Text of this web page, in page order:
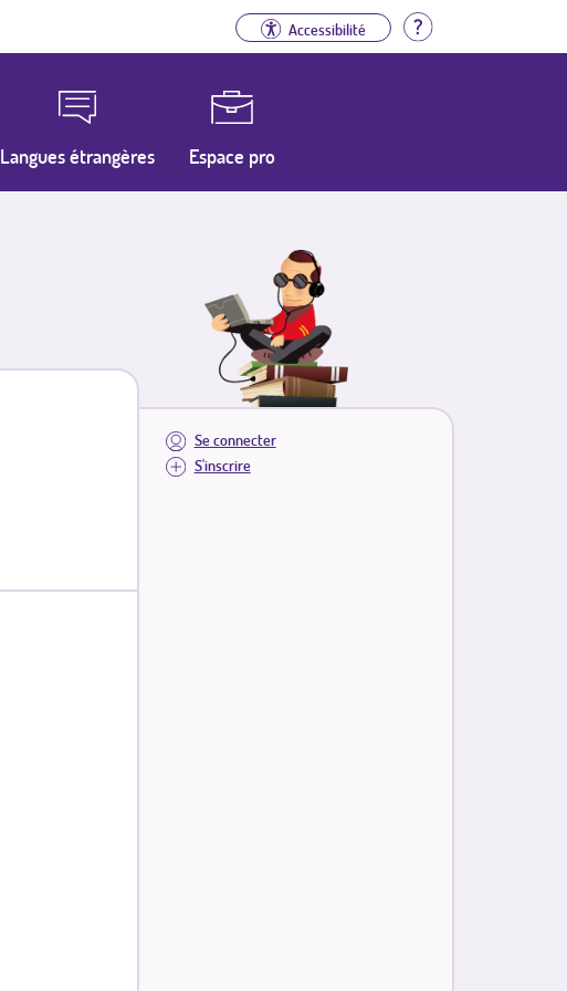
Accessibilité Aide
Langues étrangères Espace pro
Se connecter
S'inscrire